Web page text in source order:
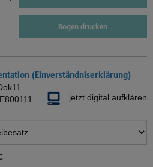
Bogen drucken
(Einverständniserklärung)
jetzt digital aufklären